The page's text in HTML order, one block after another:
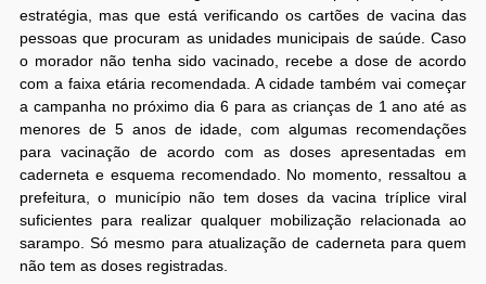
estratégia, mas que está verificando os cartões de vacina das
pessoas que procuram as unidades municipais de saúde. Caso
o morador não tenha sido vacinado, recebe a dose de acordo
com a faixa etária recomendada. A cidade também vai começar
a campanha no próximo dia 6 para as crianças de 1 ano até as
menores de 5 anos de idade, com algumas recomendações
para vacinação de acordo com as doses apresentadas em
caderneta e esquema recomendado. No momento, ressaltou a
prefeitura, o município não tem doses da vacina tríplice viral
suficientes para realizar qualquer mobilização relacionada ao
sarampo. Só mesmo para atualização de caderneta para quem
não tem as doses registradas.